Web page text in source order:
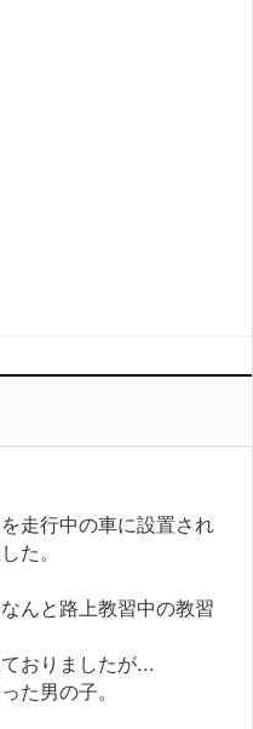
走行中の車に設置され
た。
んと路上教習中の教習
おりましたが...
た男の子。